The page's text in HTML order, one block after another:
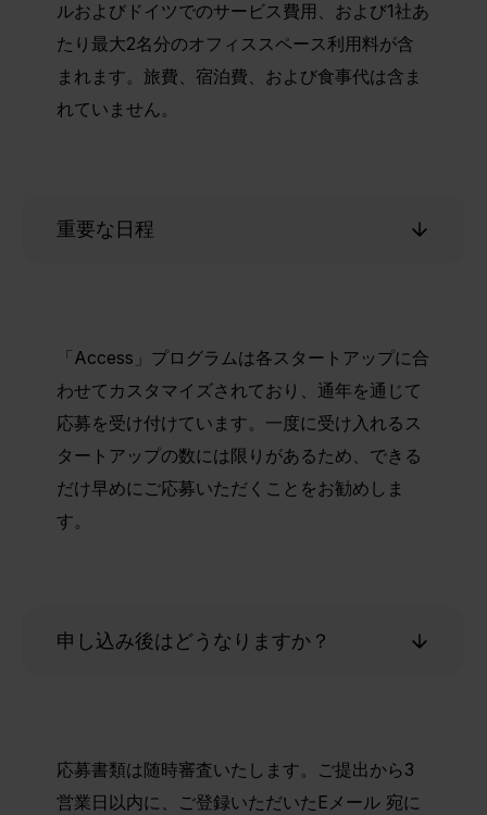
ルおよびドイツでのサービス費用、および1社あ
たり最大2名分のオフィススペース利用料が含
まれます。旅費、宿泊費、および食事代は含ま
れていません。
重要な日程
「Access」プログラムは各スタートアップに合
わせてカスタマイズされており、通年を通じて
応募を受け付けています。一度に受け入れるス
タートアップの数には限りがあるため、できる
だけ早めにご応募いただくことをお勧めしま
す。
申し込み後はどうなりますか？
応募書類は随時審査いたします。ご提出から3
営業日以内に、ご登録いただいたEメール 宛に